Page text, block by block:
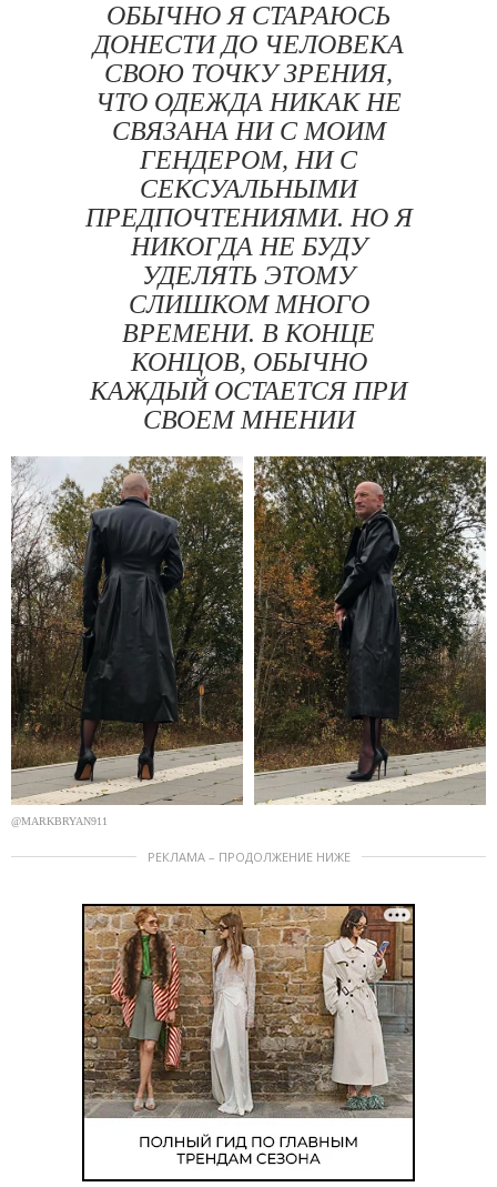
ОБЫЧНО Я СТАРАЮСЬ
ДОНЕСТИ ДО ЧЕЛОВЕКА
СВОЮ ТОЧКУ ЗРЕНИЯ,
ЧТО ОДЕЖДА НИКАК НЕ
СВЯЗАНА НИ С МОИМ
ГЕНДЕРОМ, НИ С
СЕКСУАЛЬНЫМИ
ПРЕДПОЧТЕНИЯМИ. НО Я
НИКОГДА НЕ БУДУ
УДЕЛЯТЬ ЭТОМУ
СЛИШКОМ МНОГО
ВРЕМЕНИ. В КОНЦЕ
КОНЦОВ, ОБЫЧНО
КАЖДЫЙ ОСТАЕТСЯ ПРИ
СВОЕМ МНЕНИИ
@MARKBRYAN911
РЕКЛАМА – ПРОДОЛЖЕНИЕ НИЖЕ